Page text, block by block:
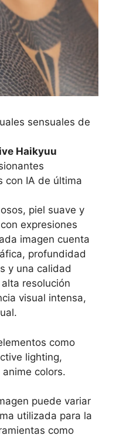
sensuales de
Haikyuu
con IA de última
piel suave y
expresiones
imagen cuenta
profundidad
y una calidad
resolución
visual intensa,
como
lighting,
colors.
puede variar
utilizada para la
como